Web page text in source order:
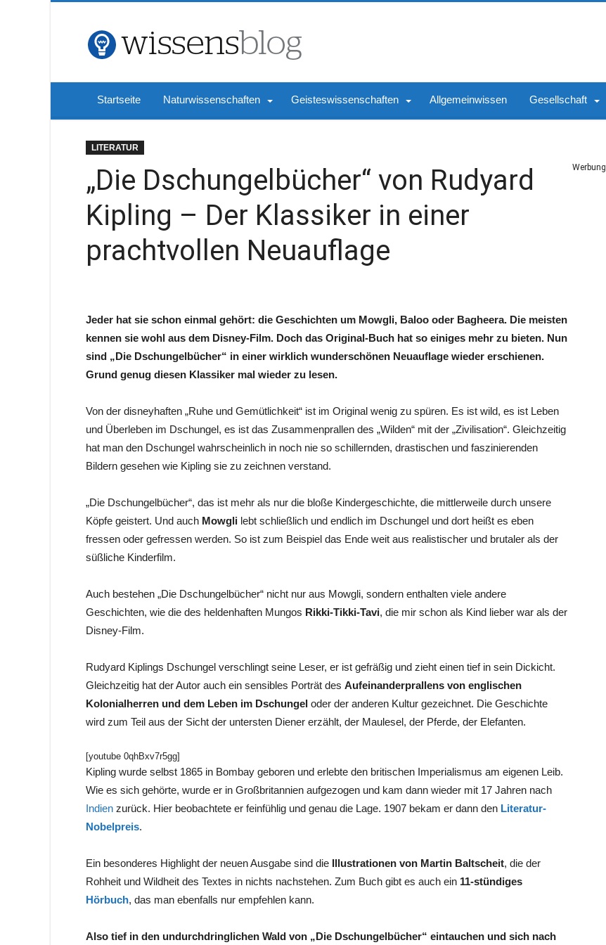
Startseite Naturwissenschaften Geisteswissenschaften Allgemeinwissen Gesellschaft
LITERATUR
„Die Dschungelbücher“ von Rudyard
Kipling – Der Klassiker in einer
prachtvollen Neuauflage
Werbung
Jeder hat sie schon einmal gehört: die Geschichten um Mowgli, Baloo oder Bagheera. Die meisten
kennen sie wohl aus dem Disney-Film. Doch das Original-Buch hat so einiges mehr zu bieten. Nun
sind „Die Dschungelbücher“ in einer wirklich wunderschönen Neuauflage wieder erschienen.
Grund genug diesen Klassiker mal wieder zu lesen.
Von der disneyhaften „Ruhe und Gemütlichkeit“ ist im Original wenig zu spüren. Es ist wild, es ist Leben
und Überleben im Dschungel, es ist das Zusammenprallen des „Wilden“ mit der „Zivilisation“. Gleichzeitig
hat man den Dschungel wahrscheinlich in noch nie so schillernden, drastischen und faszinierenden
Bildern gesehen wie Kipling sie zu zeichnen verstand.
„Die Dschungelbücher“, das ist mehr als nur die bloße Kindergeschichte, die mittlerweile durch unsere
Köpfe geistert. Und auch Mowgli lebt schließlich und endlich im Dschungel und dort heißt es eben
fressen oder gefressen werden. So ist zum Beispiel das Ende weit aus realistischer und brutaler als der
süßliche Kinderfilm.
Auch bestehen „Die Dschungelbücher“ nicht nur aus Mowgli, sondern enthalten viele andere
Geschichten, wie die des heldenhaften Mungos Rikki-Tikki-Tavi, die mir schon als Kind lieber war als der
Disney-Film.
Rudyard Kiplings Dschungel verschlingt seine Leser, er ist gefräßig und zieht einen tief in sein Dickicht.
Gleichzeitig hat der Autor auch ein sensibles Porträt des Aufeinanderprallens von englischen
Kolonialherren und dem Leben im Dschungel oder der anderen Kultur gezeichnet. Die Geschichte
wird zum Teil aus der Sicht der untersten Diener erzählt, der Maulesel, der Pferde, der Elefanten.
[youtube 0qhBxv7r5gg]
Kipling wurde selbst 1865 in Bombay geboren und erlebte den britischen Imperialismus am eigenen Leib.
Wie es sich gehörte, wurde er in Großbritannien aufgezogen und kam dann wieder mit 17 Jahren nach
Indien zurück. Hier beobachtete er feinfühlig und genau die Lage. 1907 bekam er dann den Literatur-
Nobelpreis.
Ein besonderes Highlight der neuen Ausgabe sind die Illustrationen von Martin Baltscheit, die der
Rohheit und Wildheit des Textes in nichts nachstehen. Zum Buch gibt es auch ein 11-stündiges
Hörbuch, das man ebenfalls nur empfehlen kann.
Also tief in den undurchdringlichen Wald von „Die Dschungelbücher“ eintauchen und sich nach